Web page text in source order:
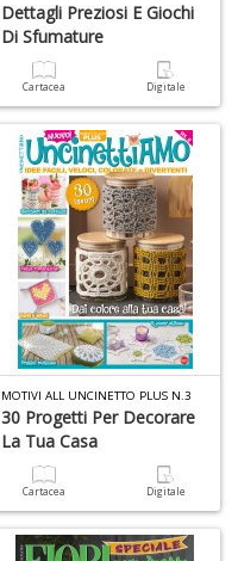
Dettagli Preziosi E Giochi
Di Sfumature
Cartacea Digitale
MOTIVI ALL UNCINETTO PLUS N.3
30 Progetti Per Decorare
La Tua Casa
Cartacea Digitale